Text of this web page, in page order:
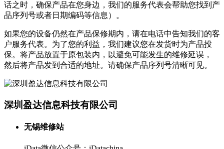
话之时，确保产品在您身边，我们的服务代表会帮助您找到产
品序列号或者日期编码等信息）。
如果您的设备仍然在产品保修期内，请在电话中告知我们的客
户服务代表。为了您的利益，我们建议您在发货时为产品投
保。将产品放置于原包装内，以避免可能发生的维修延误，
然后将产品发到合适的地址。请确保产品序列号清晰可见。
深圳盈达信息科技有限公司
无锡维修站